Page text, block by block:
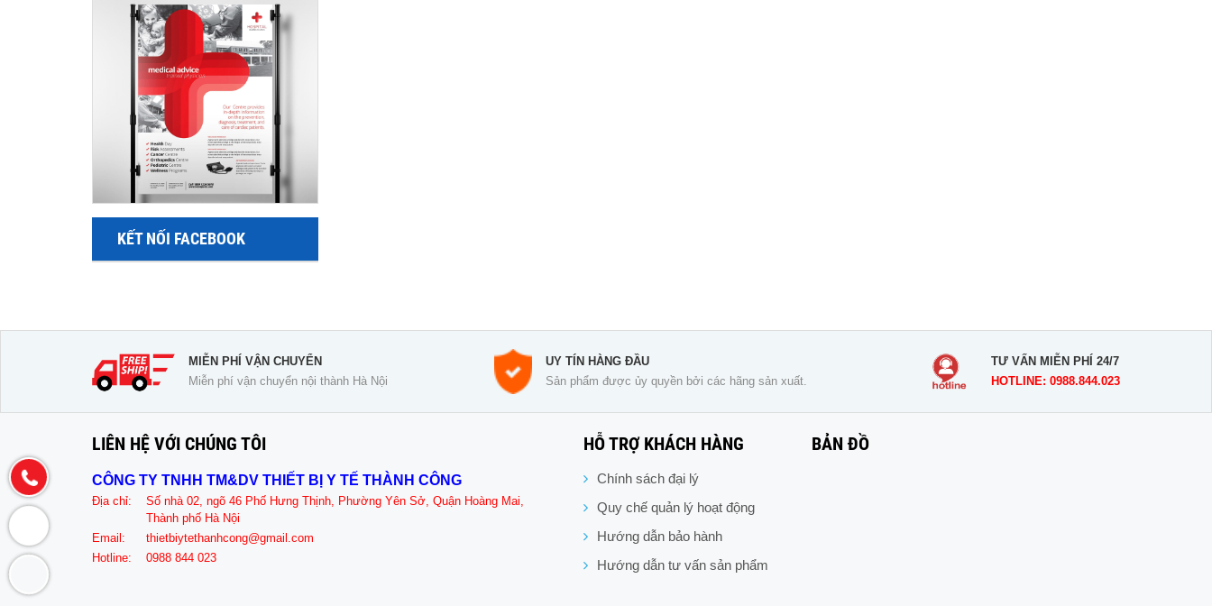
KẾT NỐI FACEBOOK
MIỄN PHÍ VẬN CHUYỂN
Miễn phí vận chuyển nội thành Hà Nội
UY TÍN HÀNG ĐẦU
Sản phẩm được ủy quyền bởi các hãng sản xuất.
TƯ VẤN MIỄN PHÍ 24/7
HOTLINE: 0988.844.023
LIÊN HỆ VỚI CHÚNG TÔI
CÔNG TY TNHH TM&DV THIẾT BỊ Y TẾ THÀNH CÔNG
Địa chỉ:
Số nhà 02, ngõ 46 Phố Hưng Thịnh, Phường Yên Sở, Quận Hoàng Mai,
Thành phố Hà Nội
Email:
thietbiytethanhcong@gmail.com
Hotline:
0988 844 023
HỖ TRỢ KHÁCH HÀNG
Chính sách đại lý
Quy chế quản lý hoạt động
Hướng dẫn bảo hành
Hướng dẫn tư vấn sản phẩm
BẢN ĐỒ